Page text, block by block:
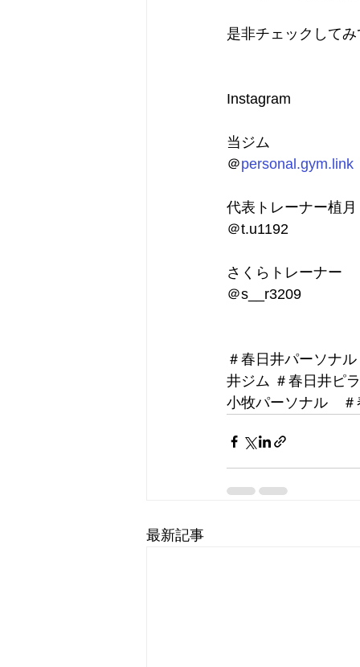
是非チェックして
Instagram
当ジム
＠personal.gym.link
代表トレーナー植月
＠t.u1192
さくらトレーナー
＠s__r3209
＃春日井パーソナ
井ジム ＃春日井ピ
小牧パーソナル　
最新記事